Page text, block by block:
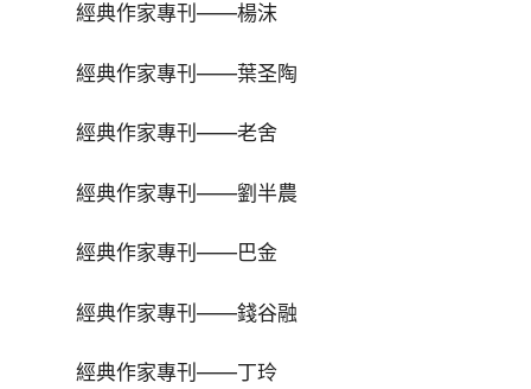
經典作家專刊——楊沫
經典作家專刊——葉圣陶
經典作家專刊——老舍
經典作家專刊——劉半農
經典作家專刊——巴金
經典作家專刊——錢谷融
經典作家專刊——丁玲